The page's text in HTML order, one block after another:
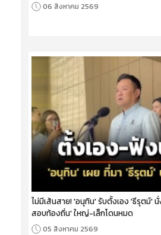
06 สิงหาคม 2569
ไม่มีเส้นสาย! 'อนุทิน' รับตั้งเอง 'ธีรุตม์'
สอบท้องถิ่น' ใหญ่-เล็กโดนหมด
05 สิงหาคม 2569